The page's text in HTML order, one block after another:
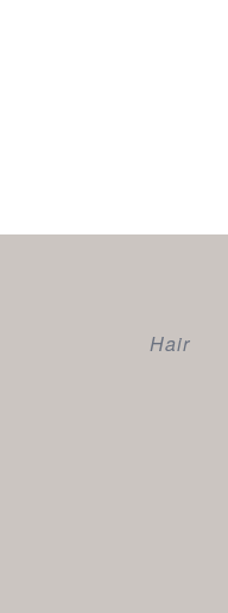
Hair